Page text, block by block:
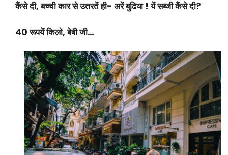
कैंसे दी, बच्ची कार से उतरतें ही- अरें बुढिया ! यें सब्जी कैंसे दी?
40 रूपयें किलो, बेबी जी…